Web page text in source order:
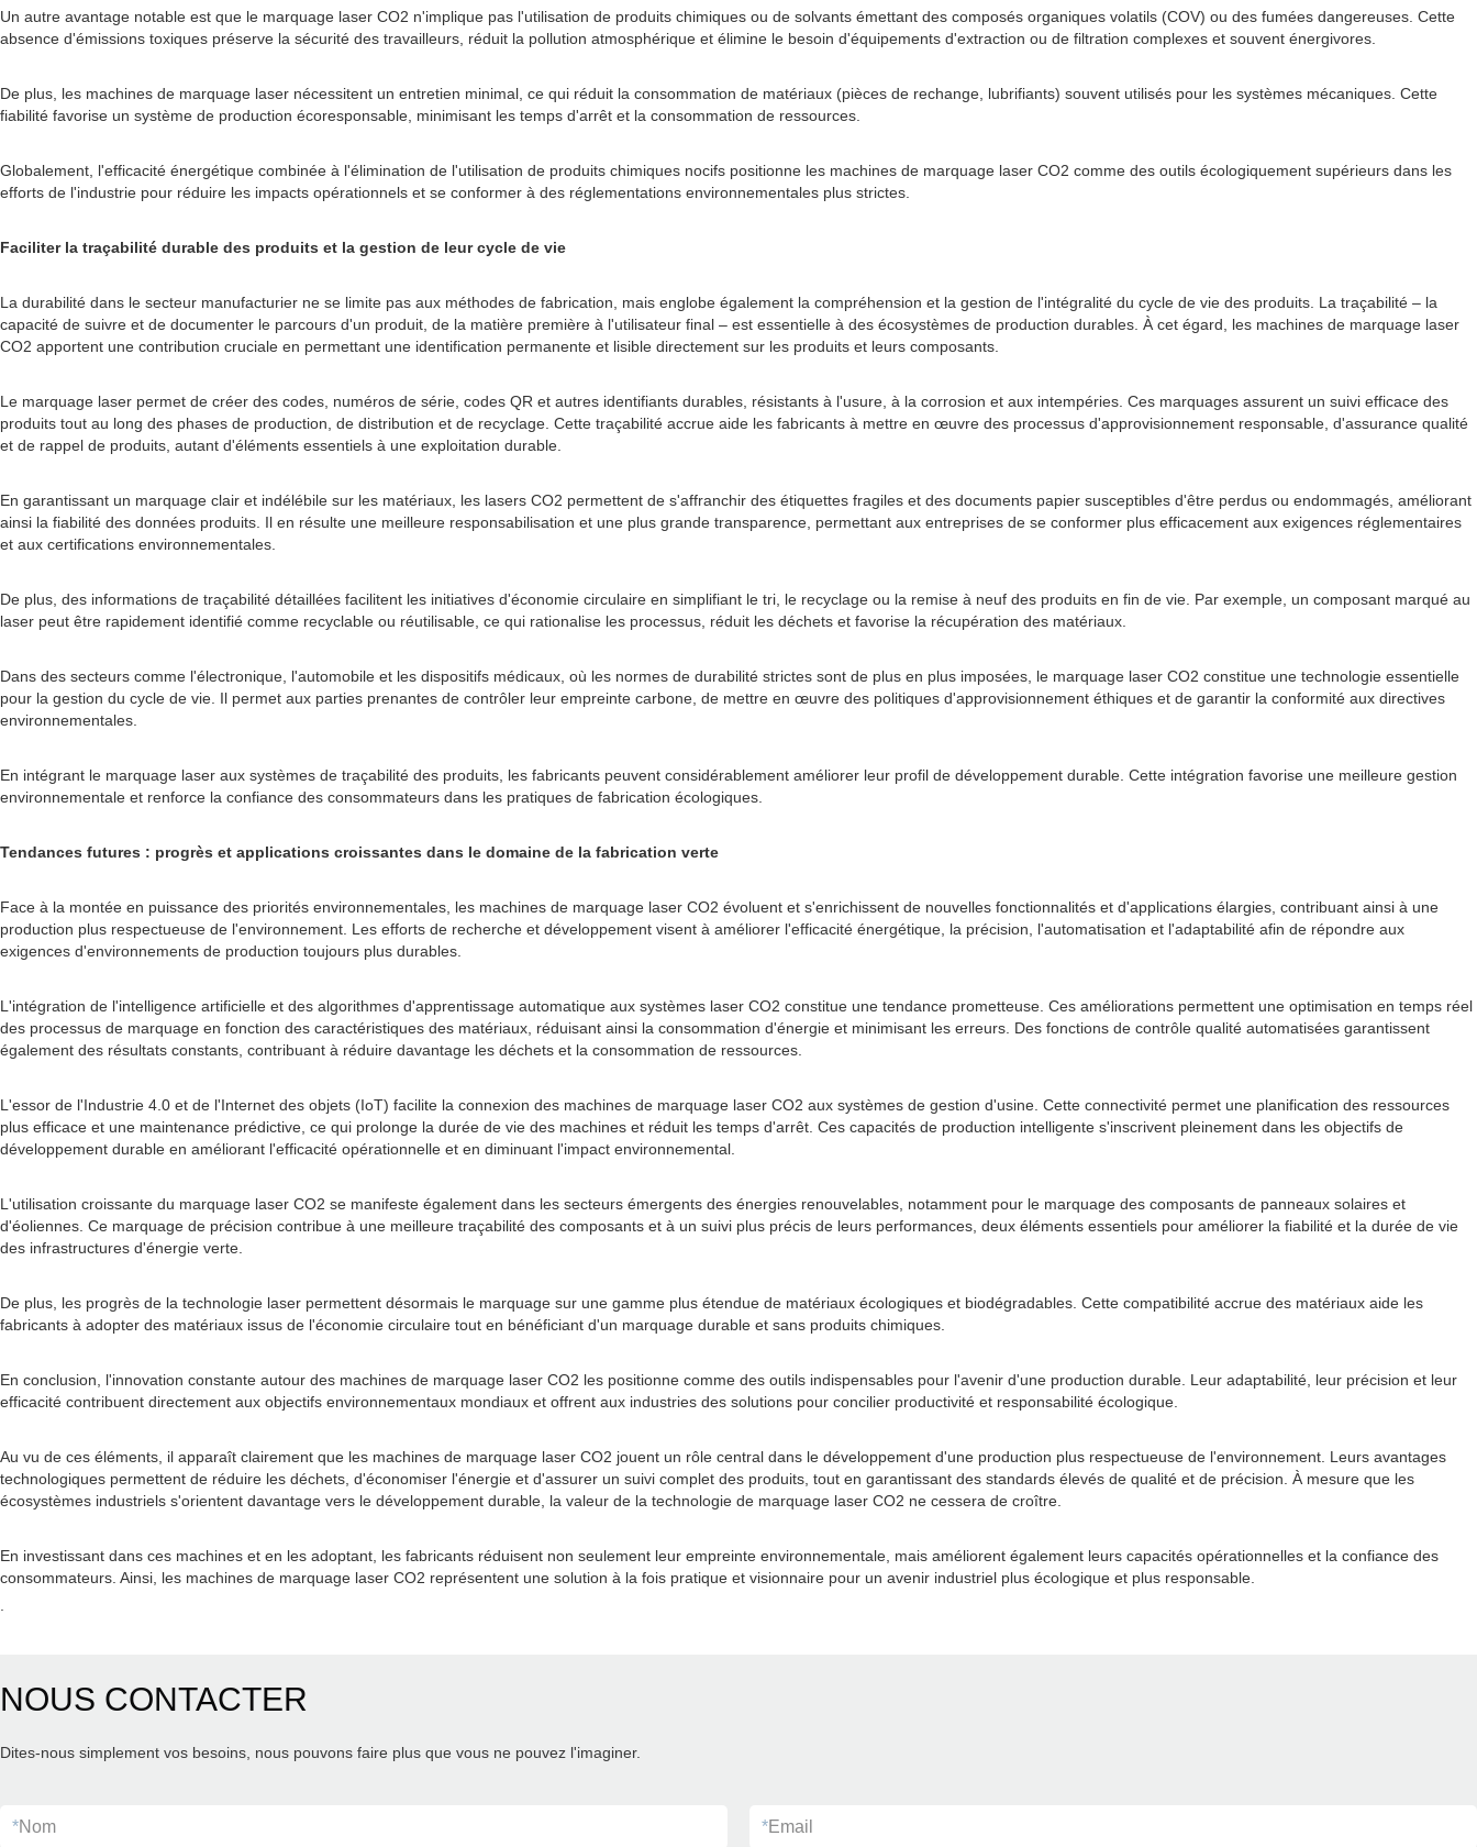
Un autre avantage notable est que le marquage laser CO2 n'implique pas l'utilisation de produits chimiques ou de solvants émettant des composés organiques volatils (COV) ou des fumées dangereuses. Cette
absence d'émissions toxiques préserve la sécurité des travailleurs, réduit la pollution atmosphérique et élimine le besoin d'équipements d'extraction ou de filtration complexes et souvent énergivores.
De plus, les machines de marquage laser nécessitent un entretien minimal, ce qui réduit la consommation de matériaux (pièces de rechange, lubrifiants) souvent utilisés pour les systèmes mécaniques. Cette
fiabilité favorise un système de production écoresponsable, minimisant les temps d'arrêt et la consommation de ressources.
Globalement, l'efficacité énergétique combinée à l'élimination de l'utilisation de produits chimiques nocifs positionne les machines de marquage laser CO2 comme des outils écologiquement supérieurs dans les
efforts de l'industrie pour réduire les impacts opérationnels et se conformer à des réglementations environnementales plus strictes.
Faciliter la traçabilité durable des produits et la gestion de leur cycle de vie
La durabilité dans le secteur manufacturier ne se limite pas aux méthodes de fabrication, mais englobe également la compréhension et la gestion de l'intégralité du cycle de vie des produits. La traçabilité – la
capacité de suivre et de documenter le parcours d'un produit, de la matière première à l'utilisateur final – est essentielle à des écosystèmes de production durables. À cet égard, les machines de marquage laser
CO2 apportent une contribution cruciale en permettant une identification permanente et lisible directement sur les produits et leurs composants.
Le marquage laser permet de créer des codes, numéros de série, codes QR et autres identifiants durables, résistants à l'usure, à la corrosion et aux intempéries. Ces marquages ​​assurent un suivi efficace des
produits tout au long des phases de production, de distribution et de recyclage. Cette traçabilité accrue aide les fabricants à mettre en œuvre des processus d'approvisionnement responsable, d'assurance qualité
et de rappel de produits, autant d'éléments essentiels à une exploitation durable.
En garantissant un marquage clair et indélébile sur les matériaux, les lasers CO2 permettent de s'affranchir des étiquettes fragiles et des documents papier susceptibles d'être perdus ou endommagés, améliorant
ainsi la fiabilité des données produits. Il en résulte une meilleure responsabilisation et une plus grande transparence, permettant aux entreprises de se conformer plus efficacement aux exigences réglementaires
et aux certifications environnementales.
De plus, des informations de traçabilité détaillées facilitent les initiatives d'économie circulaire en simplifiant le tri, le recyclage ou la remise à neuf des produits en fin de vie. Par exemple, un composant marqué au
laser peut être rapidement identifié comme recyclable ou réutilisable, ce qui rationalise les processus, réduit les déchets et favorise la récupération des matériaux.
Dans des secteurs comme l'électronique, l'automobile et les dispositifs médicaux, où les normes de durabilité strictes sont de plus en plus imposées, le marquage laser CO2 constitue une technologie essentielle
pour la gestion du cycle de vie. Il permet aux parties prenantes de contrôler leur empreinte carbone, de mettre en œuvre des politiques d'approvisionnement éthiques et de garantir la conformité aux directives
environnementales.
En intégrant le marquage laser aux systèmes de traçabilité des produits, les fabricants peuvent considérablement améliorer leur profil de développement durable. Cette intégration favorise une meilleure gestion
environnementale et renforce la confiance des consommateurs dans les pratiques de fabrication écologiques.
Tendances futures : progrès et applications croissantes dans le domaine de la fabrication verte
Face à la montée en puissance des priorités environnementales, les machines de marquage laser CO2 évoluent et s'enrichissent de nouvelles fonctionnalités et d'applications élargies, contribuant ainsi à une
production plus respectueuse de l'environnement. Les efforts de recherche et développement visent à améliorer l'efficacité énergétique, la précision, l'automatisation et l'adaptabilité afin de répondre aux
exigences d'environnements de production toujours plus durables.
L'intégration de l'intelligence artificielle et des algorithmes d'apprentissage automatique aux systèmes laser CO2 constitue une tendance prometteuse. Ces améliorations permettent une optimisation en temps réel
des processus de marquage en fonction des caractéristiques des matériaux, réduisant ainsi la consommation d'énergie et minimisant les erreurs. Des fonctions de contrôle qualité automatisées garantissent
également des résultats constants, contribuant à réduire davantage les déchets et la consommation de ressources.
L'essor de l'Industrie 4.0 et de l'Internet des objets (IoT) facilite la connexion des machines de marquage laser CO2 aux systèmes de gestion d'usine. Cette connectivité permet une planification des ressources
plus efficace et une maintenance prédictive, ce qui prolonge la durée de vie des machines et réduit les temps d'arrêt. Ces capacités de production intelligente s'inscrivent pleinement dans les objectifs de
développement durable en améliorant l'efficacité opérationnelle et en diminuant l'impact environnemental.
L'utilisation croissante du marquage laser CO2 se manifeste également dans les secteurs émergents des énergies renouvelables, notamment pour le marquage des composants de panneaux solaires et
d'éoliennes. Ce marquage de précision contribue à une meilleure traçabilité des composants et à un suivi plus précis de leurs performances, deux éléments essentiels pour améliorer la fiabilité et la durée de vie
des infrastructures d'énergie verte.
De plus, les progrès de la technologie laser permettent désormais le marquage sur une gamme plus étendue de matériaux écologiques et biodégradables. Cette compatibilité accrue des matériaux aide les
fabricants à adopter des matériaux issus de l'économie circulaire tout en bénéficiant d'un marquage durable et sans produits chimiques.
En conclusion, l'innovation constante autour des machines de marquage laser CO2 les positionne comme des outils indispensables pour l'avenir d'une production durable. Leur adaptabilité, leur précision et leur
efficacité contribuent directement aux objectifs environnementaux mondiaux et offrent aux industries des solutions pour concilier productivité et responsabilité écologique.
Au vu de ces éléments, il apparaît clairement que les machines de marquage laser CO2 jouent un rôle central dans le développement d'une production plus respectueuse de l'environnement. Leurs avantages
technologiques permettent de réduire les déchets, d'économiser l'énergie et d'assurer un suivi complet des produits, tout en garantissant des standards élevés de qualité et de précision. À mesure que les
écosystèmes industriels s'orientent davantage vers le développement durable, la valeur de la technologie de marquage laser CO2 ne cessera de croître.
En investissant dans ces machines et en les adoptant, les fabricants réduisent non seulement leur empreinte environnementale, mais améliorent également leurs capacités opérationnelles et la confiance des
consommateurs. Ainsi, les machines de marquage laser CO2 représentent une solution à la fois pratique et visionnaire pour un avenir industriel plus écologique et plus responsable.
NOUS CONTACTER
Dites-nous simplement vos besoins, nous pouvons faire plus que vous ne pouvez l'imaginer.
*Nom *Email